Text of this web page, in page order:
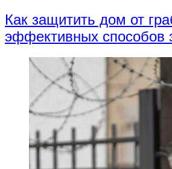
Как защитить дом от
эффективных способов